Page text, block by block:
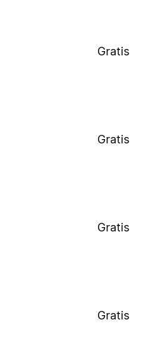
Gratis
Gratis
Gratis
Gratis